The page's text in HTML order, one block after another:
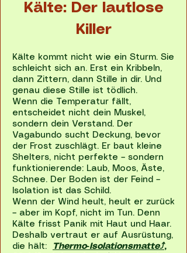
Kälte: Der lautlose
Killer
Kälte kommt nicht wie ein Sturm. Sie
schleicht sich an. Erst ein Kribbeln,
dann Zittern, dann Stille in dir. Und
genau diese Stille ist tödlich.
Wenn die Temperatur fällt,
entscheidet nicht dein Muskel,
sondern dein Verstand. Der
Vagabundo sucht Deckung, bevor
der Frost zuschlägt. Er baut kleine
Shelters, nicht perfekte – sondern
funktionierende: Laub, Moos, Äste,
Schnee. Der Boden ist der Feind –
Isolation ist das Schild.
Wenn der Wind heult, heult er zurück
– aber im Kopf, nicht im Tun. Denn
Kälte frisst Panik mit Haut und Haar.
Deshalb vertraut er auf Ausrüstung,
die hält:
Thermo‑Isolationsmatte⤴,